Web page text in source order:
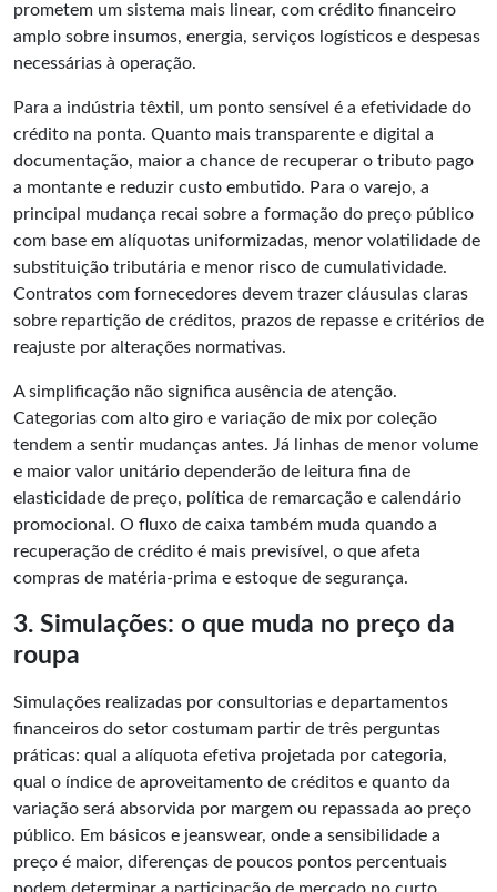
prometem um sistema mais linear, com crédito financeiro
amplo sobre insumos, energia, serviços logísticos e despesas
necessárias à operação.
Para a indústria têxtil, um ponto sensível é a efetividade do
crédito na ponta. Quanto mais transparente e digital a
documentação, maior a chance de recuperar o tributo pago
a montante e reduzir custo embutido. Para o varejo, a
principal mudança recai sobre a formação do preço público
com base em alíquotas uniformizadas, menor volatilidade de
substituição tributária e menor risco de cumulatividade.
Contratos com fornecedores devem trazer cláusulas claras
sobre repartição de créditos, prazos de repasse e critérios de
reajuste por alterações normativas.
A simplificação não significa ausência de atenção.
Categorias com alto giro e variação de mix por coleção
tendem a sentir mudanças antes. Já linhas de menor volume
e maior valor unitário dependerão de leitura fina de
elasticidade de preço, política de remarcação e calendário
promocional. O fluxo de caixa também muda quando a
recuperação de crédito é mais previsível, o que afeta
compras de matéria-prima e estoque de segurança.
3. Simulações: o que muda no preço da
roupa
Simulações realizadas por consultorias e departamentos
financeiros do setor costumam partir de três perguntas
práticas: qual a alíquota efetiva projetada por categoria,
qual o índice de aproveitamento de créditos e quanto da
variação será absorvida por margem ou repassada ao preço
público. Em básicos e jeanswear, onde a sensibilidade a
preço é maior, diferenças de poucos pontos percentuais